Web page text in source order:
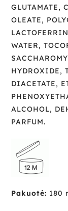
GLUTAMATE,
OLEATE,
WATER,
HYDROXIDE,
DIACETATE,
ALCOHOL,
PARFUM.
Pakuotė: 180